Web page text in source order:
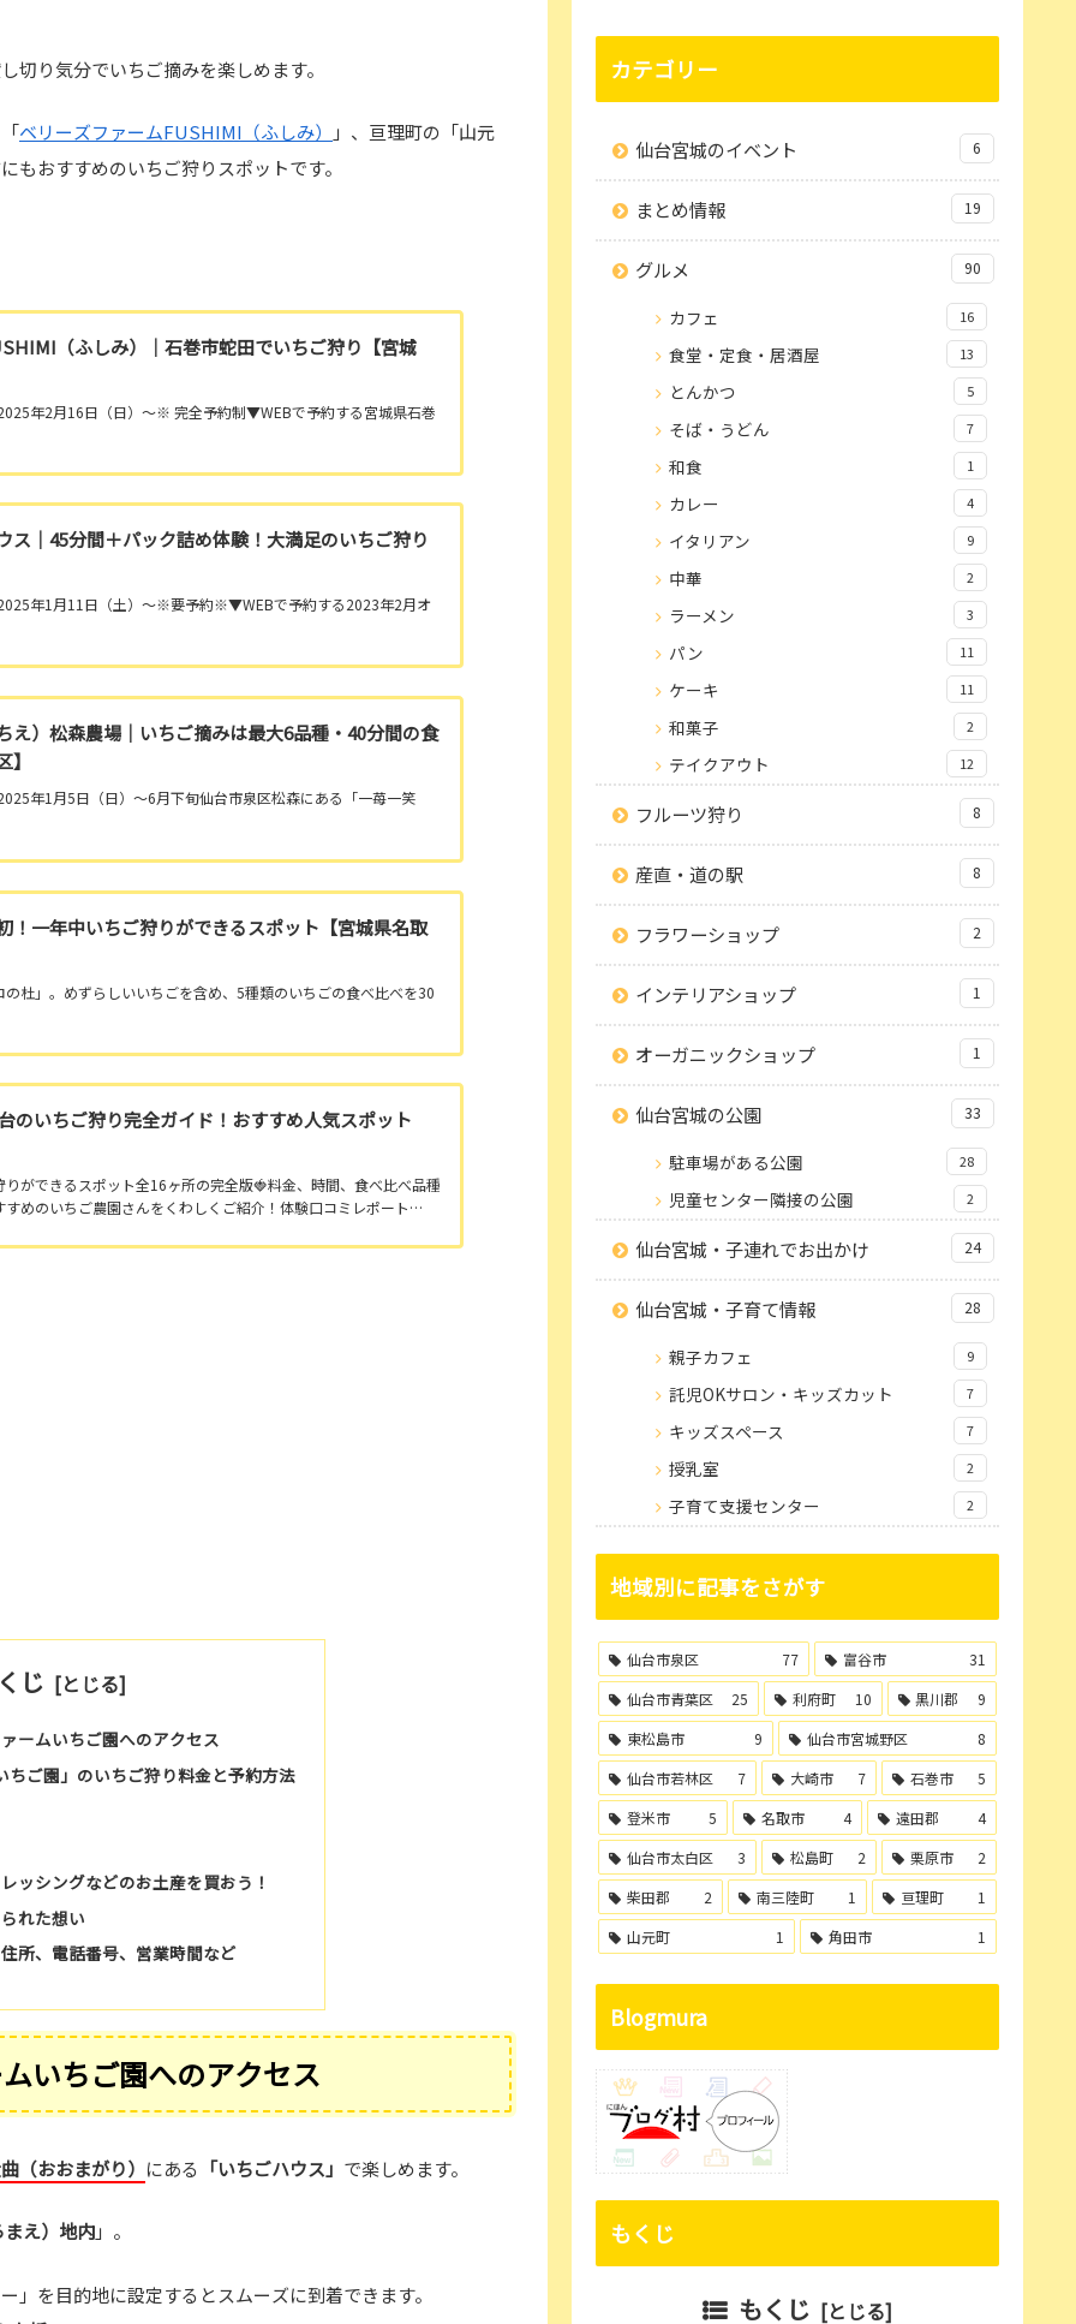
切り気分でいちご摘みを楽しめます。
ベリーズファームFUSHIMI（ふしみ）
」、亘理町の「山元
もおすすめのいちご狩りスポットです。
（ふしみ）｜石巻市蛇田でいちご狩り【宮城
年2月16日（日）～※ 完全予約制▼WEBで予約する宮城県石巻
ス｜45分間＋パック詰め体験！大満足のいちご狩り
年1月11日（土）～※要予約※▼WEBで予約する2023年2月オ
え）松森農場｜いちご摘みは最大6品種・40分間の食
年1月5日（日）～6月下旬仙台市泉区松森にある「一苺一笑
！一年中いちご狩りができるスポット【宮城県名取
杜」。めずらしいいちごを含め、5種類のいちごの食べ比べを30
のいちご狩り完全ガイド！おすすめ人気スポット
ができるスポット全16ヶ所の完全版🍓料金、時間、食べ比べ品種
めのいちご農園さんをくわしくご紹介！体験口コミレポート…
じ
ームいちご園へのアクセス
ちご園」のいちご狩り料金と予約方法
ッシングなどのお土産を買おう！
れた想い
所、電話番号、営業時間など
いちご園へのアクセス
（おおまがり） にある 「いちごハウス」 で楽しめます。
え）地内」。
を目的地に設定するとスムーズに到着できます。
カテゴリー
仙台宮城のイベント 6
まとめ情報 19
グルメ 90
カフェ 16
食堂・定食・居酒屋 13
とんかつ 5
そば・うどん 7
和食 1
カレー 4
イタリアン 9
中華 2
ラーメン 3
パン 11
ケーキ 11
和菓子 2
テイクアウト 12
フルーツ狩り 8
産直・道の駅 8
フラワーショップ 2
インテリアショップ 1
オーガニックショップ 1
仙台宮城の公園 33
駐車場がある公園 28
児童センター隣接の公園 2
仙台宮城・子連れでお出かけ 24
仙台宮城・子育て情報 28
親子カフェ 9
託児OKサロン・キッズカット 7
キッズスペース 7
授乳室 2
子育て支援センター 2
地域別に記事をさがす
仙台市泉区 77 富谷市
31
仙台市青葉区
25 利府町 10 黒川郡
9
東松島市
9 仙台市宮城野区
8
仙台市若林区
7 大崎市 7 石巻市
5
登米市
5 名取市 4 遠田郡
4
仙台市太白区
3 松島町 2 栗原市
2
柴田郡
2 南三陸町 1 亘理町
1
山元町
1 角田市 1
Blogmura
もくじ
もくじ